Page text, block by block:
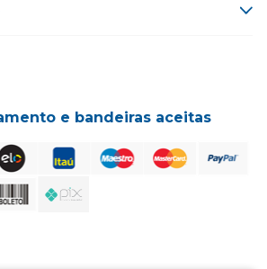
e bandeiras aceitas